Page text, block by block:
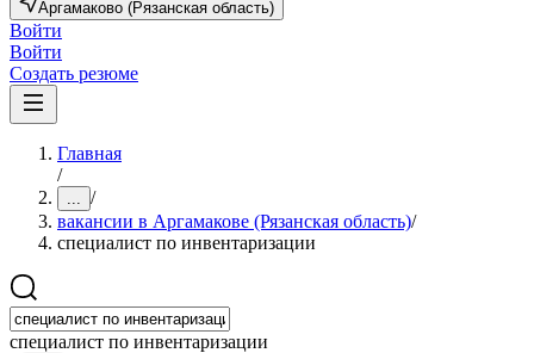
Аргамаково (Рязанская область)
Войти
Войти
Создать резюме
Главная
/
... /
вакансии в Аргамакове (Рязанская область)/
специалист по инвентаризации
специалист по инвентаризации